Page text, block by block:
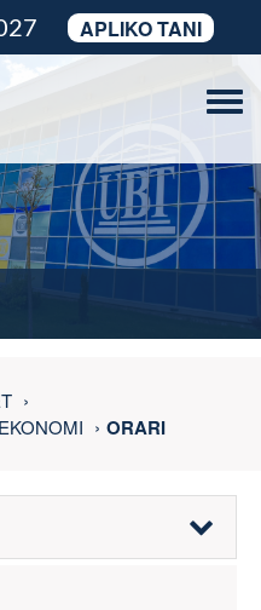
APLIKO TANI
ORARI